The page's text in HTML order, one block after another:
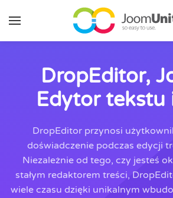
Przejdź do głównej zawartości
DropEditor,
Edytor tekstu
DropEditor przynosi
doświadczenie podczas edycji
Niezależnie od tego, czy jesteś
stałym redaktorem treści,
wiele czasu dzięki unikalnym